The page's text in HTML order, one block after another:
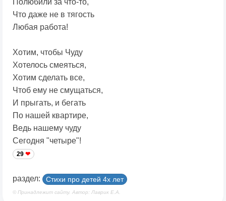
Что даже не в тягость
Любая работа!
Хотим, чтобы Чуду
Хотелось смеяться,
Хотим сделать все,
Чтоб ему не смущаться,
И прыгать, и бегать
По нашей квартире,
Ведь нашему чуду
Сегодня "четыре"!
29
раздел: Стихи про детей 4х лет
© Принадлежит сайту. Автор: Лаврик Е.А.